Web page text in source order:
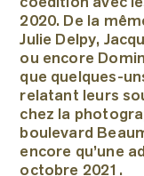
coédition avec
2020. De la
Julie Delpy,
ou encore
que quelques-
relatant leurs
chez la
boulevard
encore qu’une
octobre 2021.